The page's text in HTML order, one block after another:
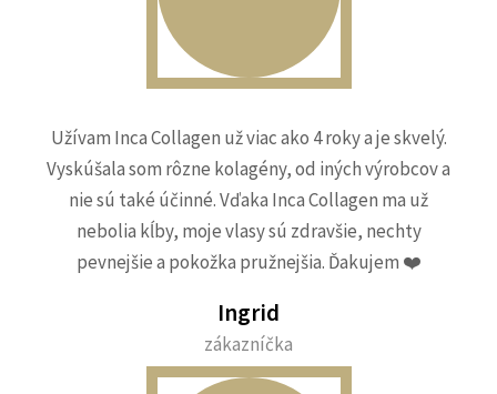
Užívam Inca Collagen už viac ako 4 roky a je skvelý.
Vyskúšala som rôzne kolagény, od iných výrobcov a
nie sú také účinné. Vďaka Inca Collagen ma už
nebolia kĺby, moje vlasy sú zdravšie, nechty
pevnejšie a pokožka pružnejšia. Ďakujem ❤️
Ingrid
zákazníčka